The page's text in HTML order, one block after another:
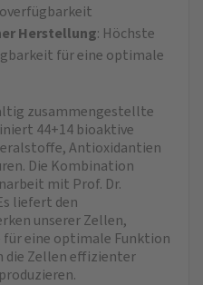
Herstellung: Höchste
für eine optimale
zusammengestellte
44+14 bioaktive
Antioxidantien
Die Kombination
mit Prof. Dr.
liefert den
unserer Zellen,
eine optimale Funktion
die Zellen effizienter